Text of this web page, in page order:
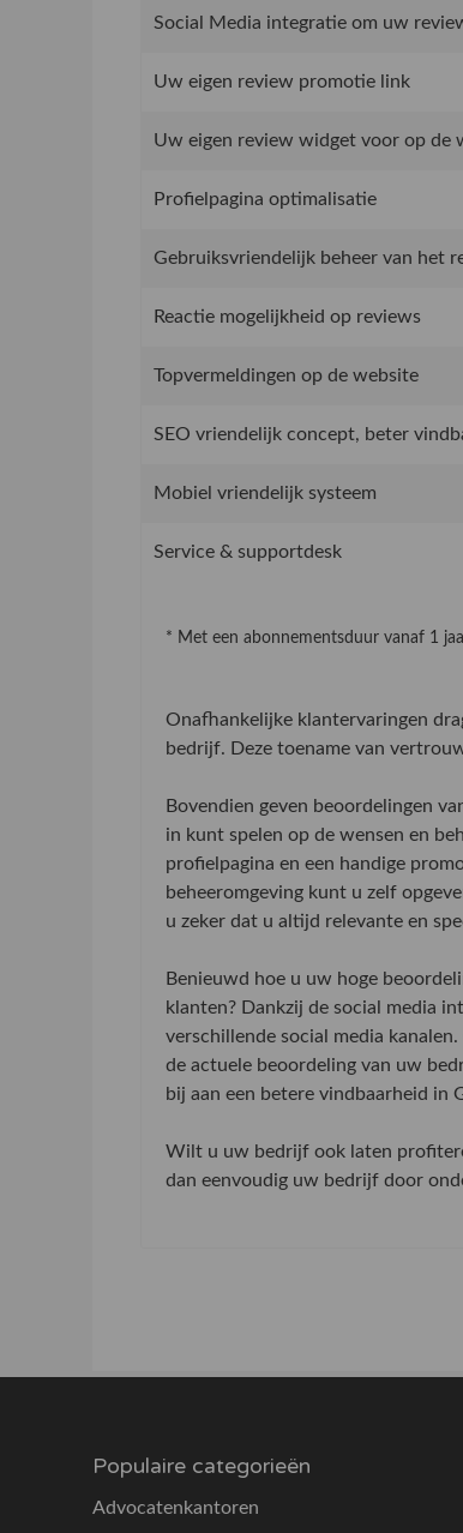
Social Media integratie om uw
Uw eigen review promotie link
Uw eigen review widget voor op de
Profielpagina optimalisatie
Gebruiksvriendelijk beheer van het
Reactie mogelijkheid op reviews
Topvermeldingen op de website
SEO vriendelijk concept, beter
Mobiel vriendelijk systeem
Service & supportdesk
* Met een abonnementsduur vanaf 1
Onafhankelijke klantervaringen
bedrijf. Deze toename van
Bovendien geven beoordelingen
in kunt spelen op de wensen en
profielpagina en een handige
beheeromgeving kunt u zelf
u zeker dat u altijd relevante en
Benieuwd hoe u uw hoge
klanten? Dankzij de social media
verschillende social media
de actuele beoordeling van uw
bij aan een betere vindbaarheid in
Wilt u uw bedrijf ook laten
dan eenvoudig uw bedrijf door
Populaire categorieën
Advocatenkantoren